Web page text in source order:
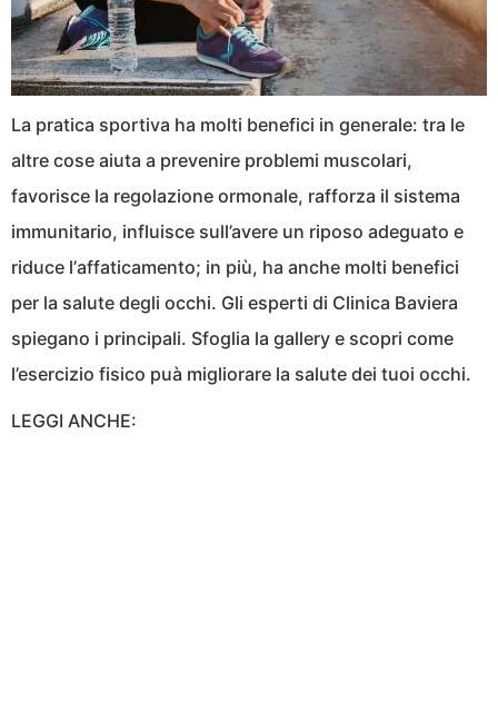
La pratica sportiva ha molti benefici in generale: tra le
altre cose aiuta a prevenire problemi muscolari,
favorisce la regolazione ormonale, rafforza il sistema
immunitario, influisce sull’avere un riposo adeguato e
riduce l’affaticamento; in più, ha anche molti benefici
per la salute degli occhi. Gli esperti di Clinica Baviera
spiegano i principali. Sfoglia la gallery e scopri come
l’esercizio fisico puà migliorare la salute dei tuoi occhi.
LEGGI ANCHE: